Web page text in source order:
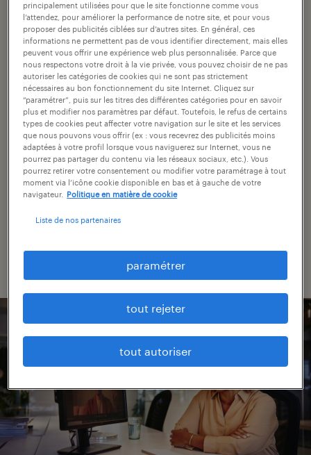
Dans le domaine de la finance et de la
comptabilité, votre esprit d'analyse, votre
rigueur et votre perspicacité sont des atouts
précieux. Nos consultants le savent ; ils sont
experts dans leur domaine de spécialité et
comprennent réellement vos besoins et vos
préférences. Combiné à notre large éventail
d'offres d'emploi en comptabilité et en
finance, cela vous donne la garantie qu'il
existe des emplois qui vous conviennent
parfaitement.
principalement utilisées pour que le site fonctionne comme vous
l’attendez, pour améliorer la performance de notre site, et pour vous
proposer des publicités ciblées sur d’autres sites. En général, ces
informations ne permettent pas de vous identifier directement, mais elles
peuvent vous offrir une expérience web plus personnalisée. Parce que
nous respectons votre droit à la vie privée, vous pouvez choisir de ne pas
autoriser les catégories de cookies qui ne sont pas strictement
nécessaires au bon fonctionnement du site Internet. Cliquez sur
“paramétrer”, puis sur les titres des différentes catégories pour en savoir
plus et modifier nos paramètres par défaut. Toutefois, le refus de certains
types de cookies peut affecter votre navigation sur le site et les services
que nous pouvons vous offrir (ex : vous recevrez des publicités moins
adaptées à votre profil lorsque vous naviguerez sur Internet, vous ne
pourrez pas partager du contenu via les réseaux sociaux, etc.). Vous
pourrez retirer votre consentement ou modifier votre paramétrage à tout
moment via l’icône cookie disponible en bas et à gauche de votre
navigateur.
Politique en matière de cookie
Liste de nos partenaires
paramétrer
tout rejeter
tout autoriser